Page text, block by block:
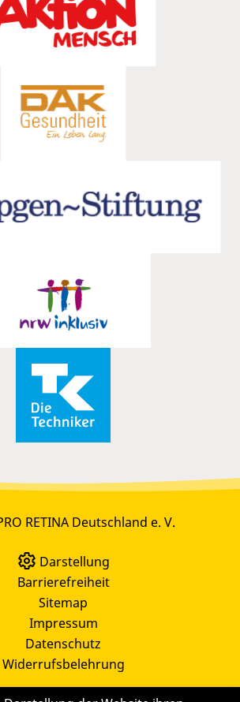
RETINA Deutschland e. V.
Darstellung
Barrierefreiheit
Sitemap
Impressum
Datenschutz
Widerrufsbelehrung